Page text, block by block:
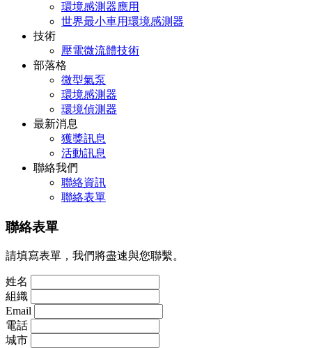
環境感測器應用
世界最小車用環境感測器
技術
壓電微流體技術
部落格
微型氣泵
環境感測器
環境偵測器
最新消息
獲獎訊息
活動訊息
聯絡我們
聯絡資訊
聯絡表單
聯絡表單
請填寫表單，我們將盡速與您聯繫。
姓名
組織
Email
電話
城市